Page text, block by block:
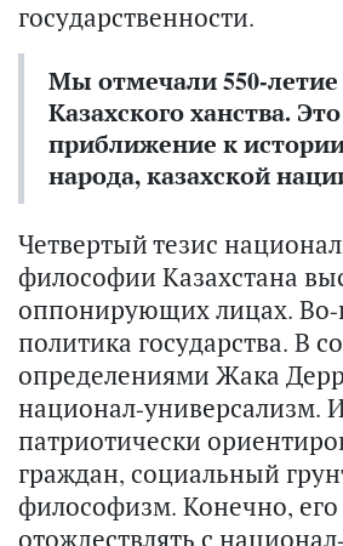
государственности.
Мы отмечали 550-летие
Казахского ханства.
приближение к
народа, казахской
Четвертый тезис
философии Казахстана
оппонирующих лицах.
политика государства. В
определениями Жака
национал-универсализм.
патриотически
граждан, социальный
философизм. Конечно, его
отождествлять с национал-